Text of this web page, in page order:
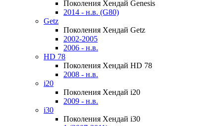
Поколения Хендай Genesis
2014 - н.в. (G80)
Getz
Поколения Хендай Getz
2002-2005
2006 - н.в.
HD 78
Поколения Хендай HD 78
2008 - н.в.
i20
Поколения Хендай i20
2009 - н.в.
i30
Поколения Хендай i30